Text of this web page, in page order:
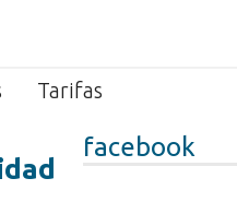
Tarifas
facebook